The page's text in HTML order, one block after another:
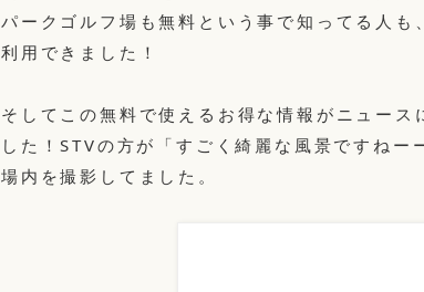
パークゴルフ場も無料という事で知ってる人も
利用できました！
そしてこの無料で使えるお得な情報がニュース
した！STVの方が「すごく綺麗な風景ですねー
場内を撮影してました。